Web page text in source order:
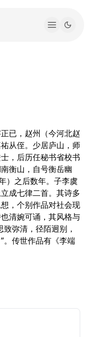
已，赵州（今河北赵
从侄。少居庐山，师
，后历任秘书省校书
衡山，自号衡岳幽
）之后数年。子李虞
成七律二首。其诗多
，个别作品对社会现
清婉可诵，其风格与
弥清，径陌迥别，
。传世作品有《李端